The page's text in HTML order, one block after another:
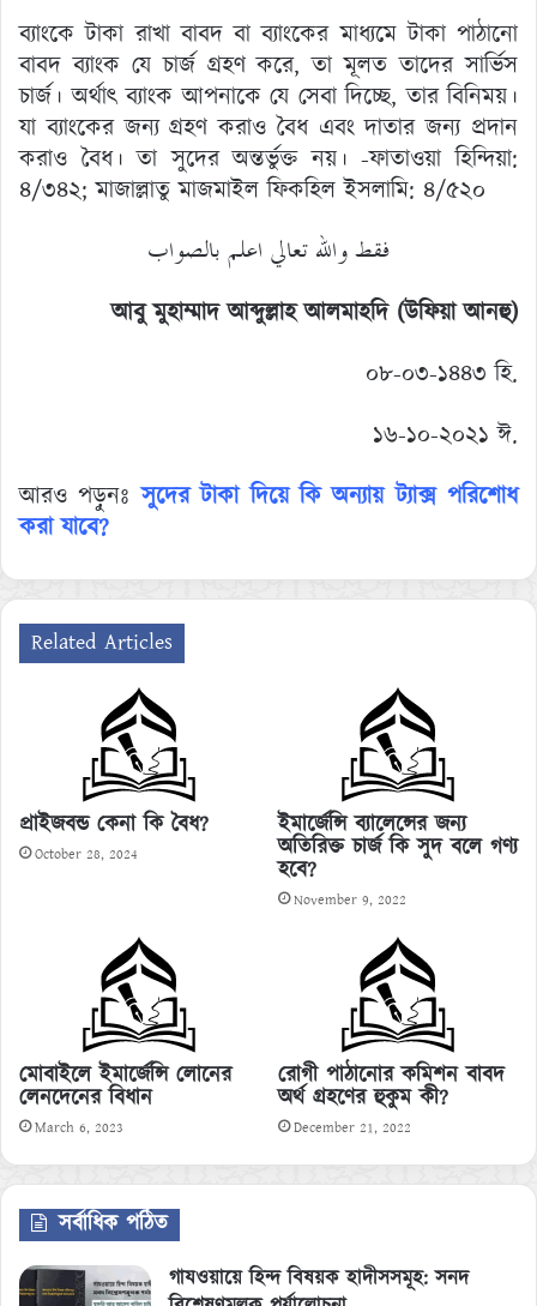
ব্যাংকে টাকা রাখা বাবদ বা ব্যাংকের মাধ্যমে টাকা পাঠানো
বাবদ ব্যাংক যে চার্জ গ্রহণ করে, তা মূলত তাদের সার্ভিস
চার্জ। অর্থাৎ ব্যাংক আপনাকে যে সেবা দিচ্ছে, তার বিনিময়।
যা ব্যাংকের জন্য গ্রহণ করাও বৈধ এবং দাতার জন্য প্রদান
করাও বৈধ। তা সুদের অন্তর্ভুক্ত নয়। -ফাতাওয়া হিন্দিয়া:
৪/৩৪২; মাজাল্লাতু মাজমাইল ফিকহিল ইসলামি: ৪/৫২০
فقط والله تعالي اعلم بالصواب
আবু মুহাম্মাদ আব্দুল্লাহ আলমাহদি (উফিয়া আনহু)
০৮-০৩-১৪৪৩ হি.
১৬-১০-২০২১ ঈ.
আরও পড়ুনঃসুদের টাকা দিয়ে কি অন্যায় ট্যাক্স পরিশোধ
করা যাবে?
Related Articles
প্রাইজবন্ড কেনা কি বৈধ?
October 28, 2024
ইমার্জেন্সি ব্যালেন্সের জন্য
অতিরিক্ত চার্জ কি সুদ বলে গণ্য
হবে?
November 9, 2022
মোবাইলে ইমার্জেন্সি লোনের
লেনদেনের বিধান
March 6, 2023
রোগী পাঠানোর কমিশন বাবদ
অর্থ গ্রহণের হুকুম কী?
December 21, 2022
সর্বাধিক পঠিত
গাযওয়ায়ে হিন্দ বিষয়ক হাদীসসমূহ: সনদ